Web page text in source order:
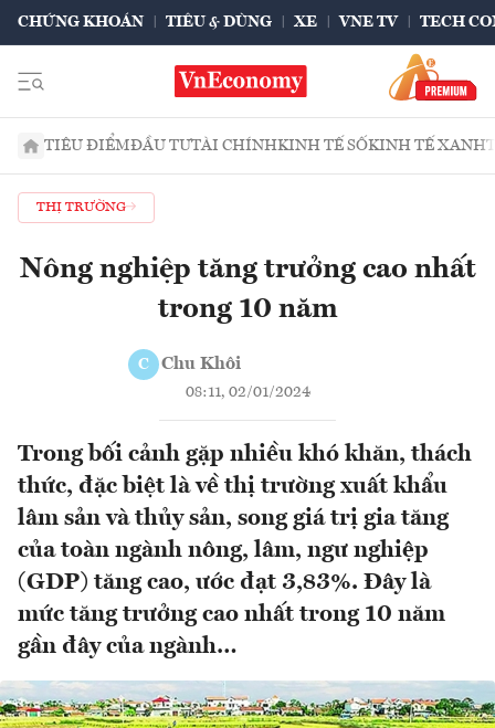
CHỨNG KHOÁN TIÊU & DÙNG XE VNE TV TECH
TIÊU ĐIỂMĐẦU TƯTÀI CHÍNHKINH TẾ SỐKINH TẾ XANH
THỊ TRƯỜNG
Nông nghiệp tăng trưởng cao nhất
trong 10 năm
C Chu Khôi
08:11, 02/01/2024
Trong bối cảnh gặp nhiều khó khăn, thách
thức, đặc biệt là về thị trường xuất khẩu
lâm sản và thủy sản, song giá trị gia tăng
của toàn ngành nông, lâm, ngư nghiệp
(GDP) tăng cao, ước đạt 3,83%. Đây là
mức tăng trưởng cao nhất trong 10 năm
gần đây của ngành…